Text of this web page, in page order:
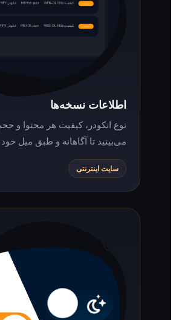
اطلاعات نسخه‌ها
نوع انکودر، کیفیت هر محتوا و حجم فایل آن را
می‌بینید تا آگاهانه و طبق میل خود دانلود کنید.
سایت اینترنتی